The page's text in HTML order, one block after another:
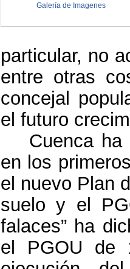
Galería de Imagenes
particular, no
entre otras
concejal
el futuro
Cuenca ha
en los
el nuevo Plan
suelo y el
falaces” ha
el PGOU de